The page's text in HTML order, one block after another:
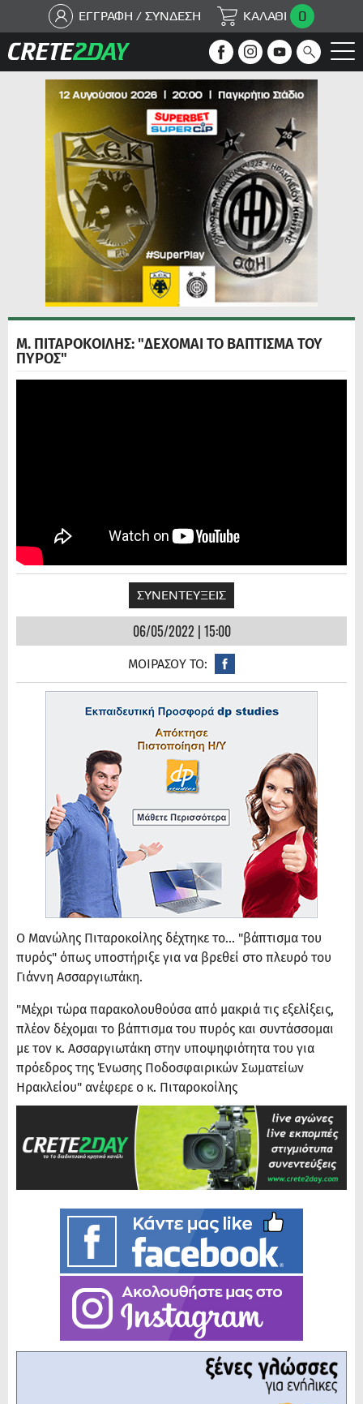
ΕΓΓΡΑΦΗ / ΣΥΝΔΕΣΗ ΚΑΛΑΘΙ 0
Μ. ΠΙΤΑΡΟΚΟΙΛΗΣ: "ΔΕΧΟΜΑΙ ΤΟ ΒΑΠΤΙΣΜΑ ΤΟΥ
ΠΥΡΟΣ"
ΣΥΝΕΝΤΕΥΞΕΙΣ
06/05/2022 | 15:00
ΜΟΙΡΑΣΟΥ ΤΟ:
Ο Μανώλης Πιταροκοίλης δέχτηκε το... "βάπτισμα του
πυρός" όπως υποστήριξε για να βρεθεί στο πλευρό του
Γιάννη Ασσαργιωτάκη.
"Μέχρι τώρα παρακολουθούσα από μακριά τις εξελίξεις,
πλέον δέχομαι το βάπτισμα του πυρός και συντάσσομαι
με τον κ. Ασσαργιωτάκη στην υποψηφιότητα του για
πρόεδρος της Ένωσης Ποδοσφαιρικών Σωματείων
Ηρακλείου" ανέφερε ο κ. Πιταροκοίλης